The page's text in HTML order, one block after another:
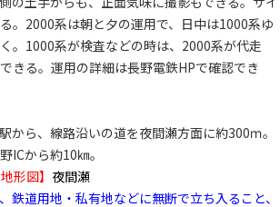
。2000系は朝と夕の運用で、日中は1000系ゆ
。1000系が検査などの時は、2000系が代走
きる。運用の詳細は長野電鉄HPで確認でき
から、線路沿いの道を夜間瀬方面に約300ｍ。
ICから約10㎞。
形図】 夜間瀬
鉄道用地・私有地などに無断で立ち入ること、